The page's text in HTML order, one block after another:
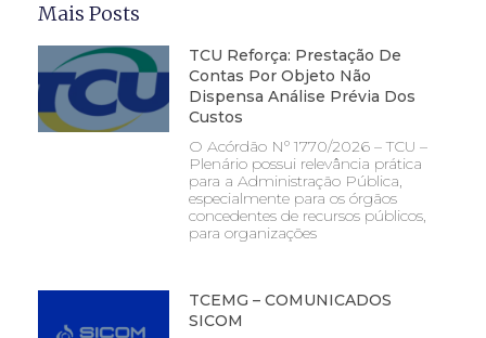
Mais Posts
TCU Reforça: Prestação De
Contas Por Objeto Não
Dispensa Análise Prévia Dos
Custos
O Acórdão Nº 1770/2026 – TCU –
Plenário possui relevância prática
para a Administração Pública,
especialmente para os órgãos
concedentes de recursos públicos,
para organizações
TCEMG – COMUNICADOS
SICOM